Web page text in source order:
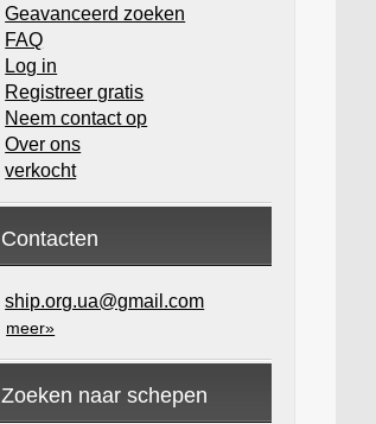
Geavanceerd zoeken
FAQ
Log in
Registreer gratis
Neem contact op
Over ons
verkocht
Contacten
ship.org.ua@gmail.com
meer»
Zoeken naar schepen